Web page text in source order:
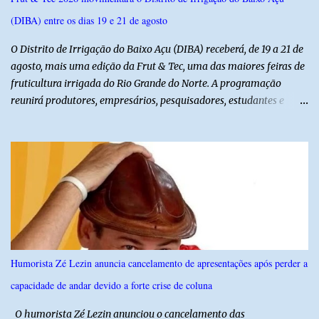
lideranças da Assembleia de Deus no Rio Grande do Norte. A
Assembleia de Deus possui uma das maiores estruturas religiosas
(DIBA) entre os dias 19 e 21 de agosto
O Distrito de Irrigação do Baixo Açu (DIBA) receberá, de 19 a 21 de
agosto, mais uma edição da Frut & Tec, uma das maiores feiras de
fruticultura irrigada do Rio Grande do Norte. A programação
reunirá produtores, empresários, pesquisadores, estudantes e
instituições e tecnologias voltadas ao setor. Além das atividades
técnicas, a feira contará com programação cultural. No dia 20 de
agosto, o público poderá prestigiar o show de humor com Mução,
seguido de apresentação musical de Vê Barreto. A Frut & Tec
reforça a importância do Distrito de Irrigação do Baixo Açu como
referência na fruticultura irrigada, promovendo conhecimento,
inovação e oportunidades para o desenvolvimento do agronegócio
potiguar. @associacaodiba
Humorista Zé Lezin anuncia cancelamento de apresentações após perder a
capacidade de andar devido a forte crise de coluna
O humorista Zé Lezin anunciou o cancelamento das